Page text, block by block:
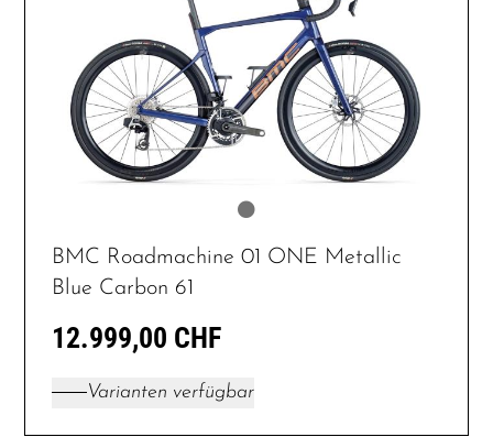
BMC Roadmachine 01 ONE Metallic
Blue Carbon 61
12.999,00 CHF
Varianten verfügbar